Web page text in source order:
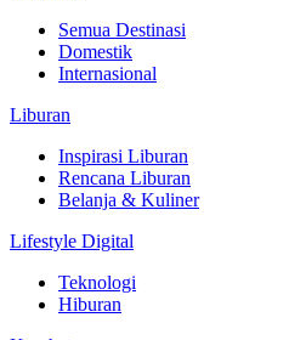
Semua Destinasi
Domestik
Internasional
Liburan
Inspirasi Liburan
Rencana Liburan
Belanja & Kuliner
Lifestyle Digital
Teknologi
Hiburan